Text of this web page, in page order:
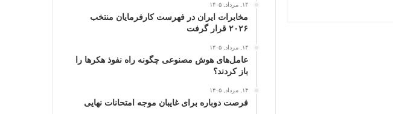
۱۴, مرداد, ۱۴۰۵
مخابرات ایران در فهرست کارفرمایان منتخب
۲۰۲۶ قرار گرفت
۱۴, مرداد, ۱۴۰۵
عامل‌های هوش مصنوعی چگونه راه نفوذ هکرها را
باز کردند؟
۱۴, مرداد, ۱۴۰۵
فرصت دوباره برای غایبان موجه امتحانات نهایی